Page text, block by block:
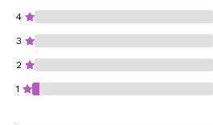
4
3
2
1